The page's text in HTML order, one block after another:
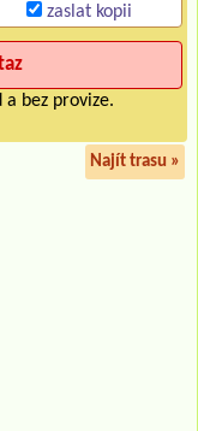
zaslat kopii
a bez provize.
Najít trasu »